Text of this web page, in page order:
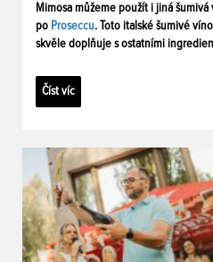
Mimosa můžeme použít i jiná
po Proseccu. Toto italské šumivé
skvěle doplňuje s ostatními
Číst víc